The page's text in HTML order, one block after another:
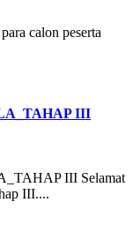
calon peserta
III
III Selamat
III....